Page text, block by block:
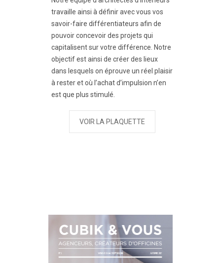
travaille ainsi à définir avec vous vos
savoir-faire différentiateurs afin de
pouvoir concevoir des projets qui
capitalisent sur votre différence. Notre
objectif est ainsi de créer des lieux
dans lesquels on éprouve un réel plaisir
à rester et où l’achat d’impulsion n’en
est que plus stimulé.
VOIR LA PLAQUETTE